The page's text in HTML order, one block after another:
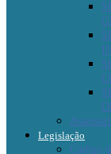
Legislação
Código